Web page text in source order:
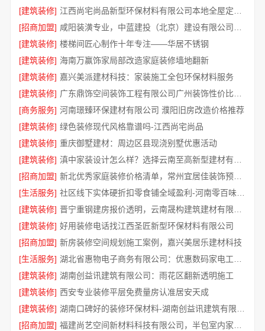
[建筑装修]
[招商加盟]
[建筑装修] 楼梯间匠心制作十年专注——华居不锈钢
[建筑装修] 海南万赢饰家局部改造家庭装修墙地翻新
[建筑装修] 嘉兴美派建材科技：家装施工全包环保材料服务
[建筑装修]
[商务服务] 河南璟臻环保建材有限公司 濮阳旧房改造价格推荐
[建筑装修] 绿色装修现代风格靠谱吗-江西尚宅尚品
[建筑装修] 重庆御墅建材：周边区县现浇别墅优惠活动
[建筑装修]
[招商加盟]
新北优秀家庭装修价格清单，常州宜居佳装饰预算清晰
[生活服务]
社区线下实体硬折扣零食铺全域盈利-河南零百味供应链有限公司
[建筑装修]
[建筑装修] 好用装修电话找江西圣匠新型环保材料有限公司
[招商加盟] 新房装修空间规划施工案例，嘉兴美居乐建材科技
[生活服务]
[建筑装修] 湖南创益讯建筑有限公司：雨花区翻新透明施工
[建筑装修] 西安专业装修平层免费量房认准居安天成
[建筑装修]
[招商加盟]